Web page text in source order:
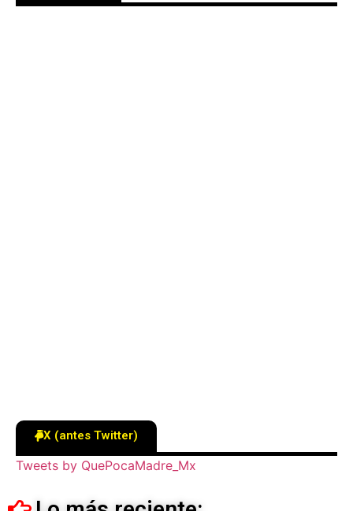
X (antes Twitter)
Tweets by QuePocaMadre_Mx